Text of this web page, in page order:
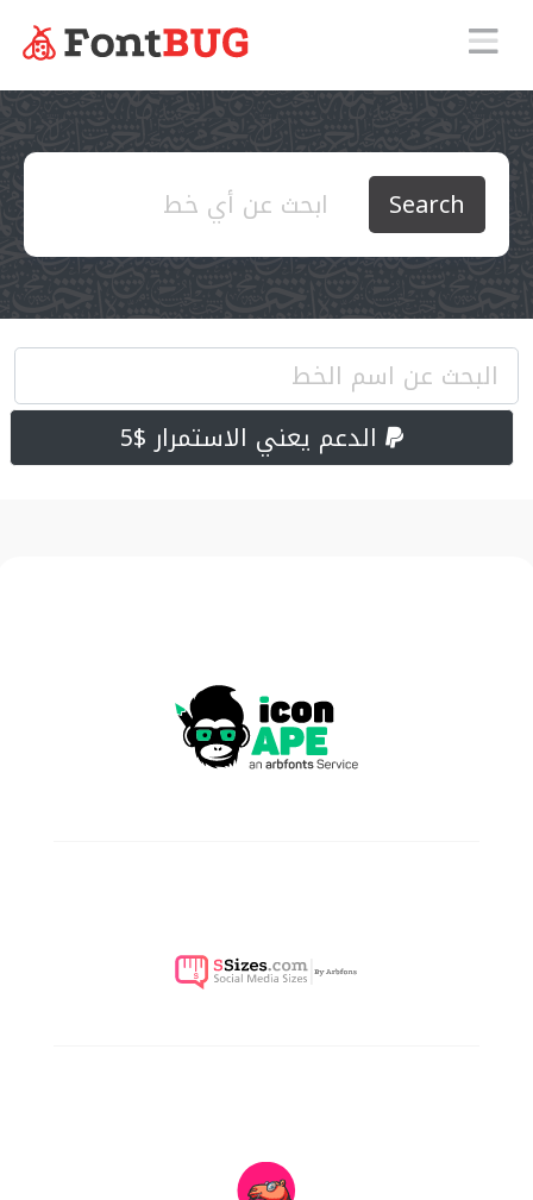
Search
الدعم يعني الاستمرار $5